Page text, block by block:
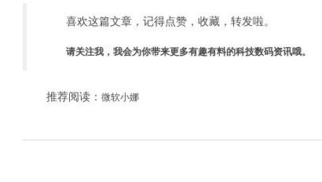
喜欢这篇文章，记得点赞，收藏，转发啦。
请关注我，我会为你带来更多有趣有料的科技数码资讯哦。
推荐阅读： 微软小娜